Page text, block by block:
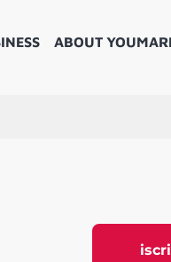
ABOUT